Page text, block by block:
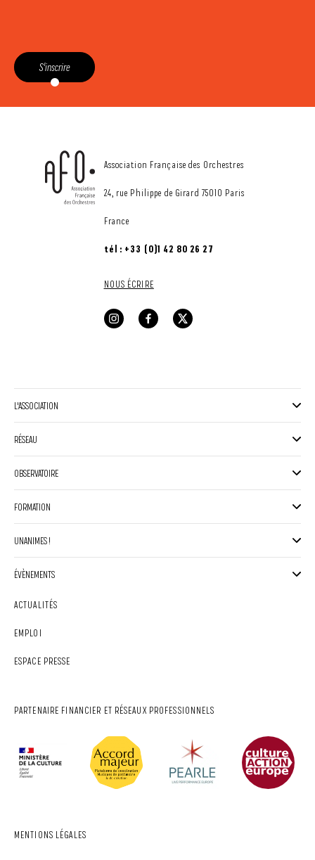
S'inscrire
CONTACT
Association Française des Orchestres
24, rue Philippe de Girard 75010 Paris
France
tél : +33 (0)1 42 80 26 27
NOUS ÉCRIRE
L'ASSOCIATION
RÉSEAU
OBSERVATOIRE
FORMATION
UNANIMES !
ÉVÈNEMENTS
ACTUALITÉS
EMPLOI
ESPACE PRESSE
PARTENAIRE FINANCIER ET RÉSEAUX PROFESSIONNELS
MENTIONS LÉGALES